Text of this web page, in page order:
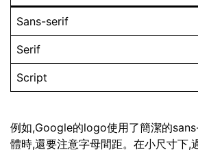
Sans-serif
Serif
Script
例如,Google的logo使用了簡潔的
體時,還要注意字母間距。在小尺寸下,